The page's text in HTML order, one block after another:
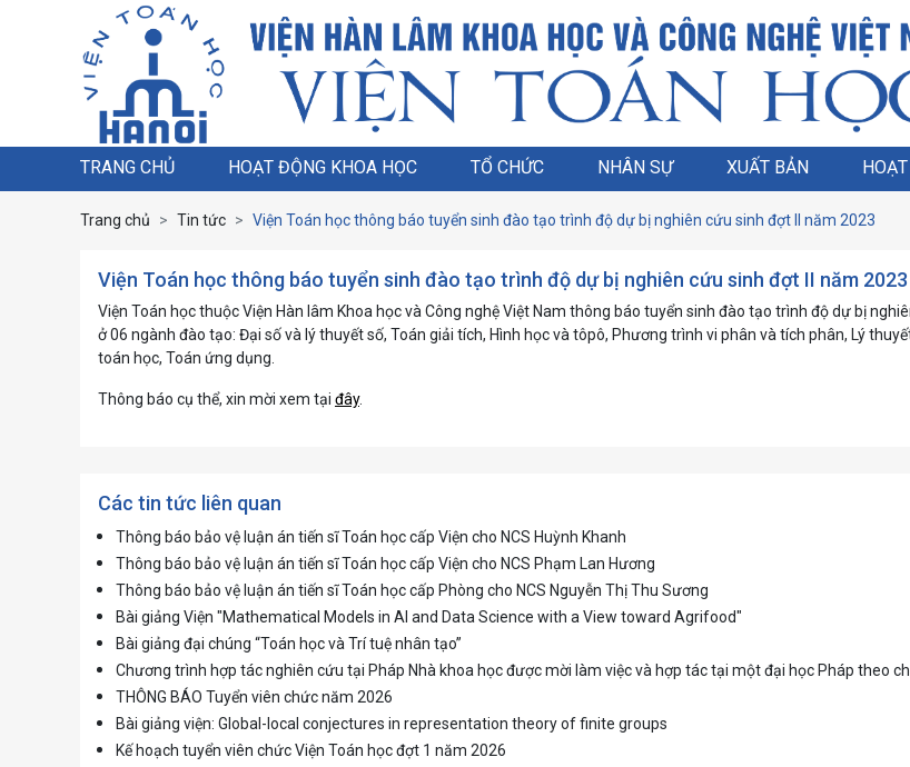
TRANG CHỦ HOẠT ĐỘNG KHOA HỌC TỔ CHỨC NHÂN SỰ XUẤT BẢN
Trang chủ Tin tức Viện Toán học thông báo tuyển sinh đào tạo trình độ dự bị nghiên cứu sinh đợt II năm 2023
Viện Toán học thông báo tuyển sinh đào tạo trình độ dự bị nghiên cứu sinh đợt II năm 2023
Viện Toán học thuộc Viện Hàn lâm Khoa học và Công nghệ Việt Nam thông báo tuyển sinh đào tạo trình độ dự bị
ở 06 ngành đào tạo: Đại số và lý thuyết số, Toán giải tích, Hình học và tôpô, Phương trình vi phân và tích phân, Lý
toán học, Toán ứng dụng.
Thông báo cụ thể, xin mời xem tại đây.
Các tin tức liên quan
Thông báo bảo vệ luận án tiến sĩ Toán học cấp Viện cho NCS Huỳnh Khanh
Thông báo bảo vệ luận án tiến sĩ Toán học cấp Viện cho NCS Phạm Lan Hương
Thông báo bảo vệ luận án tiến sĩ Toán học cấp Phòng cho NCS Nguyễn Thị Thu Sương
Bài giảng Viện "Mathematical Models in AI and Data Science with a View toward Agrifood"
Bài giảng đại chúng “Toán học và Trí tuệ nhân tạo”
Chương trình hợp tác nghiên cứu tại Pháp Nhà khoa học được mời làm việc và hợp tác tại một đại học Pháp theo
THÔNG BÁO Tuyển viên chức năm 2026
Bài giảng viện: Global-local conjectures in representation theory of finite groups
Kế hoạch tuyển viên chức Viện Toán học đợt 1 năm 2026